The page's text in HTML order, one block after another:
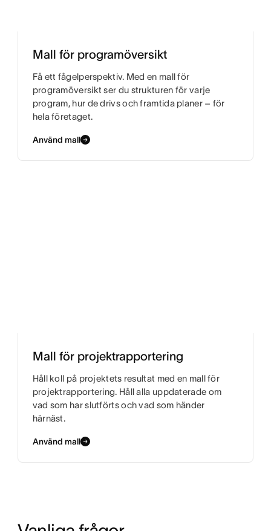
Mall för programöversikt
Få ett fågelperspektiv. Med en mall för
programöversikt ser du strukturen för varje
program, hur de drivs och framtida planer – för
hela företaget.
Använd mall
Mall för projektrapportering
Håll koll på projektets resultat med en mall för
projektrapportering. Håll alla uppdaterade om
vad som har slutförts och vad som händer
härnäst.
Använd mall